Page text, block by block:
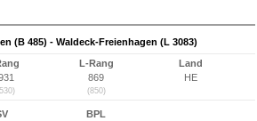
(B 485) - Waldeck-Freienhagen (L 3083)
L-Rang
869
(850)
Land
HE
BPL